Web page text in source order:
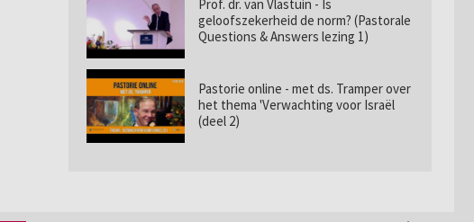
Prof. dr. van Vlastuin - Is
geloofszekerheid de norm? (Pastorale
Questions & Answers lezing 1)
Pastorie online - met ds. Tramper over
het thema 'Verwachting voor Israël
(deel 2)